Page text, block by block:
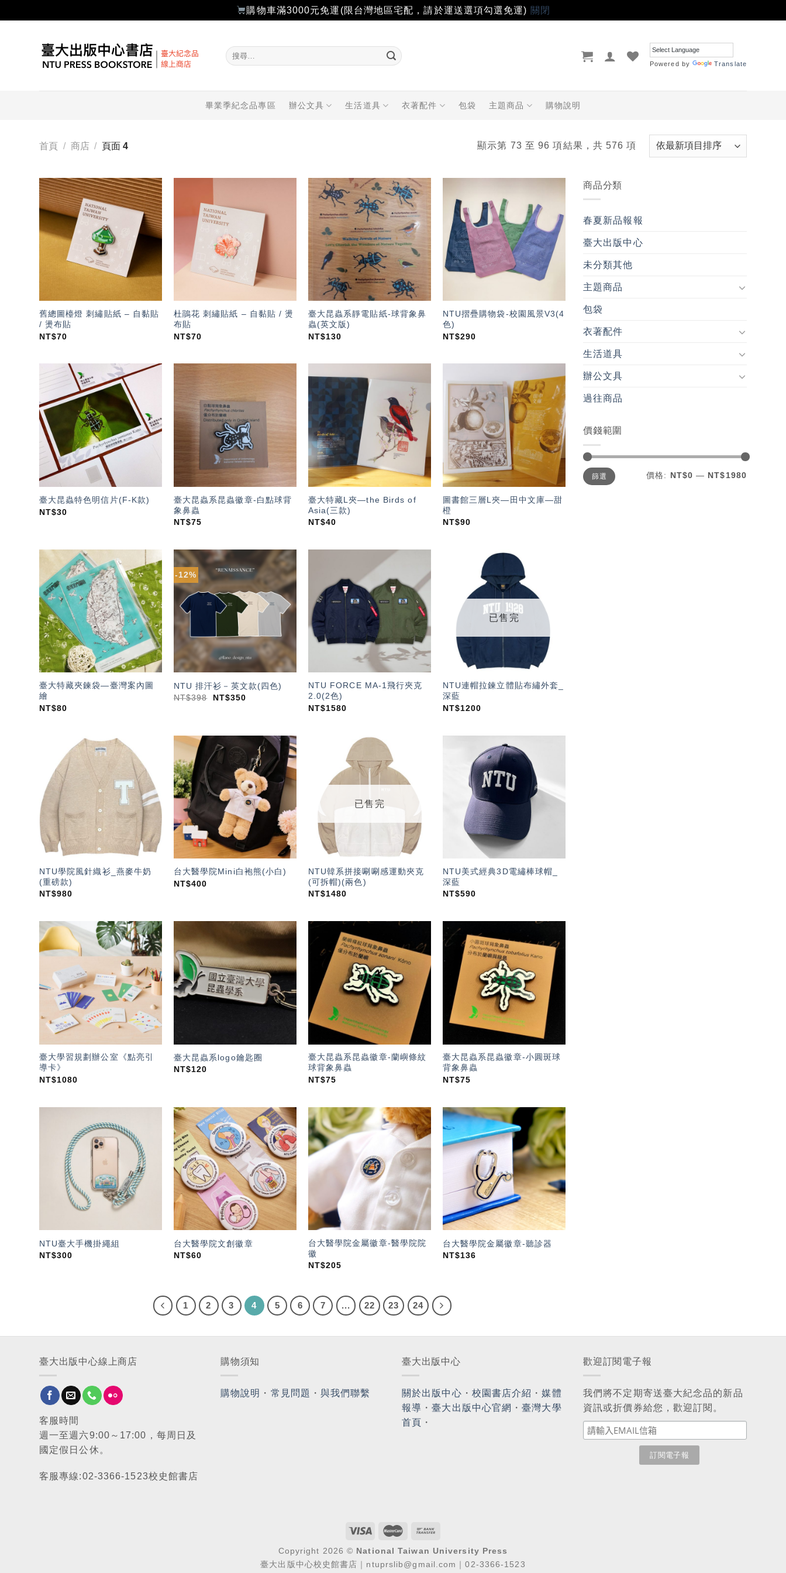
購物車滿3000元免運(限台灣地區宅配，請於運送選項勾選免運) 關閉
搜
尋
Powered by Translate
畢業季紀念品專區 辦公文具 生活道具 衣著配件 包袋 主題商品 購物說明
首頁 / 商店 / 頁面 4 顯示第 73 至 96 項結果，共 576 項
加入
「願
望輕
單」
舊總圖檯燈 刺繡貼紙 – 自黏貼
/ 燙布貼
NT$70
杜鵑花 刺繡貼紙 – 自黏貼 / 燙
布貼
NT$70
加入
「願
望輕
單」
臺大昆蟲系靜電貼紙-球背象鼻
蟲(英文版)
NT$130
加入
望輕
單」
NTU摺疊購物袋-校園風景V3(4
色)
NT$290
望輕
單」
臺大昆蟲特色明信片(F-K款)
NT$30
臺大昆蟲系昆蟲徽章-白點球背
象鼻蟲
NT$75
加入
「願
望輕
單」
臺大特藏L夾—the Birds of
Asia(三款)
NT$40
加入
望輕
單」
圖書館三層L夾—田中文庫—甜
橙
NT$90
加入
「願
望輕
單」
臺大特藏夾鍊袋—臺灣案內圖
繪
NT$80
-12%
加入
「願
望輕
單」
NTU 排汗衫－英文款(四色)
NT$398 NT$350
加入
「願
望輕
單」
NTU FORCE MA-1飛行夾克
2.0(2色)
NT$1580
單」
已售完
NTU連帽拉鍊立體貼布繡外套_
深藍
NT$1200
加入
「願
望輕
單」
NTU學院風針織衫_燕麥牛奶
(重磅款)
NT$980
加入
「願
望輕
單」
台大醫學院Mini白袍熊(小白)
NT$400
望輕
已售完
NTU韓系拼接唰唰感運動夾克
(可拆帽)(兩色)
NT$1480
單」
NTU美式經典3D電繡棒球帽_
深藍
NT$590
加入
望輕
單」
臺大學習規劃辦公室《點亮引
導卡》
NT$1080
望輕
臺大昆蟲系logo鑰匙圈
NT$120
加入
「願
臺大昆蟲系昆蟲徽章-蘭嶼條紋
球背象鼻蟲
NT$75
加入
「願
望輕
單」
臺大昆蟲系昆蟲徽章-小圓斑球
背象鼻蟲
NT$75
加入
「願
望輕
單」
NTU臺大手機掛繩組
NT$300
加入
「願
望輕
單」
台大醫學院文創徽章
NT$60
加入
「願
望輕
單」
台大醫學院金屬徽章-醫學院院
徽
NT$205
加入
「願
望輕
單」
台大醫學院金屬徽章-聽診器
NT$136
1 2 3 4 5 6 7 ... 22 23 24
商品分類
春夏新品報報
臺大出版中心
未分類其他
主題商品
包袋
衣著配件
生活道具
辦公文具
過往商品
價錢範圍
最
低
價
最
高
價
篩選 價格: NT$0 — NT$1980
臺大出版中心線上商店
客服時間
週一至週六9:00～17:00，每周日及
國定假日公休。
客服專線:02-3366-1523校史館書店
購物須知
購物說明 ・ 常見問題 ・與我們聯繫
臺大出版中心
關於出版中心 ・ 校園書店介紹 ・媒體
報導 ・臺大出版中心官網 ・臺灣大學
首頁 ・
歡迎訂閱電子報
我們將不定期寄送臺大紀念品的新品
資訊或折價券給您，歡迎訂閱。
Copyright 2026 © National Taiwan University Press
臺大出版中心校史館書店｜ntuprslib@gmail.com｜02-3366-1523